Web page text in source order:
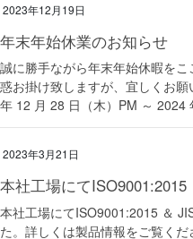
2023年12月19日
年末年始休業のお知らせ
誠に勝手ながら年末年始休暇を
惑お掛け致しますが、宜しくお
年 12 月 28 日（木）PM ～
2023年3月21日
本社工場にて
本社工場にてISO9001:2015 ＆
た。詳しくは製品情報をご覧くだ